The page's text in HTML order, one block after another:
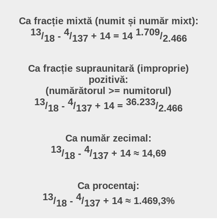
Ca fracție mixtă (numit și număr mixt):
13/18- 4/137+ 14 = 14 1.709/2.466
Ca fracție supraunitară (improprie)
pozitivă:
(numărătorul >= numitorul)
13/18 - 4/137 + 14 = 36.233/2.466
Ca număr zecimal:
13/18 - 4/137 + 14 ≈ 14,69
Ca procentaj:
13/18- 4/137+ 14 ≈ 1.469,3%